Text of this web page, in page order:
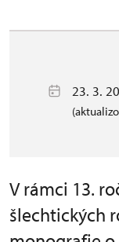
23. 3.
V rámci 13.
šlechtických